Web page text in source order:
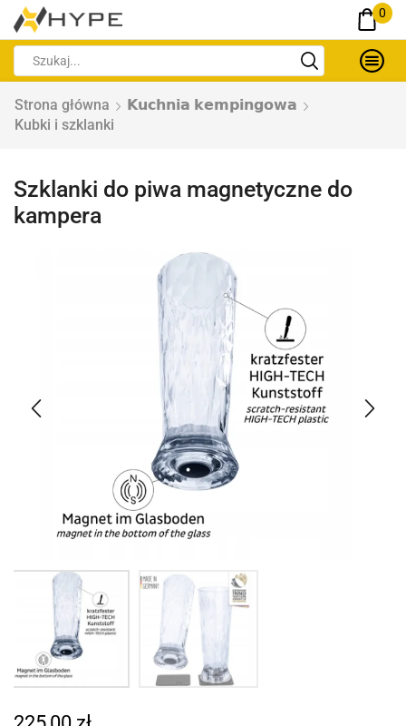
0
Strona główna
𝗞𝘂𝗰𝗵𝗻𝗶𝗮 𝗸𝗲𝗺𝗽𝗶𝗻𝗴𝗼𝘄𝗮
Kubki i szklanki
Szklanki do piwa magnetyczne do
kampera